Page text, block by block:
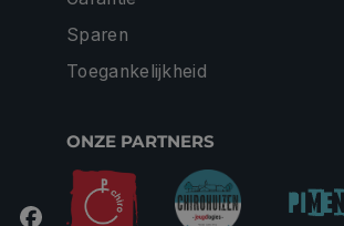
Sparen
Toegankelijkheid
ONZE PARTNERS